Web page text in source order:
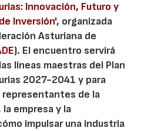
Innovación, Futuro y
Inversión', organizada
Asturiana de
). El encuentro servirá
líneas maestras del Plan
2027-2041 y para
representantes de la
empresa y la
impulsar una industria